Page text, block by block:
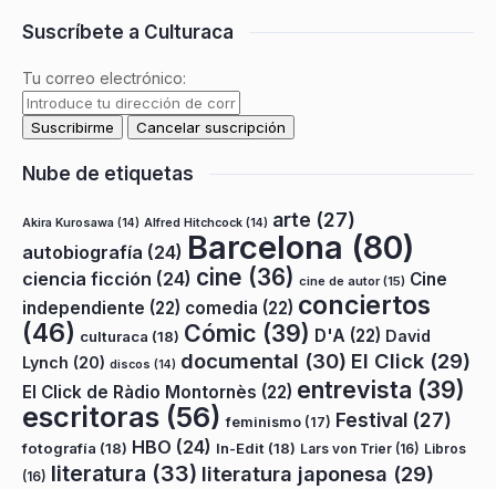
Suscríbete a Culturaca
Tu correo electrónico:
Nube de etiquetas
Akira Kurosawa (14) Alfred Hitchcock (14) arte (27)
autobiografía (24) Barcelona (80)
ciencia ficción (24) cine (36) cine de autor(15) Cine
independiente (22) comedia (22) conciertos
(46) culturaca (18) Cómic (39) D'A (22) David
Lynch (20) discos (14) documental (30) El Click (29)
El Click de Ràdio Montornès (22) entrevista (39)
escritoras (56) feminismo (17) Festival (27)
fotografía (18) HBO (24) In-Edit (18) Lars von Trier (16) Libros
(16) literatura (33) literatura japonesa (29)